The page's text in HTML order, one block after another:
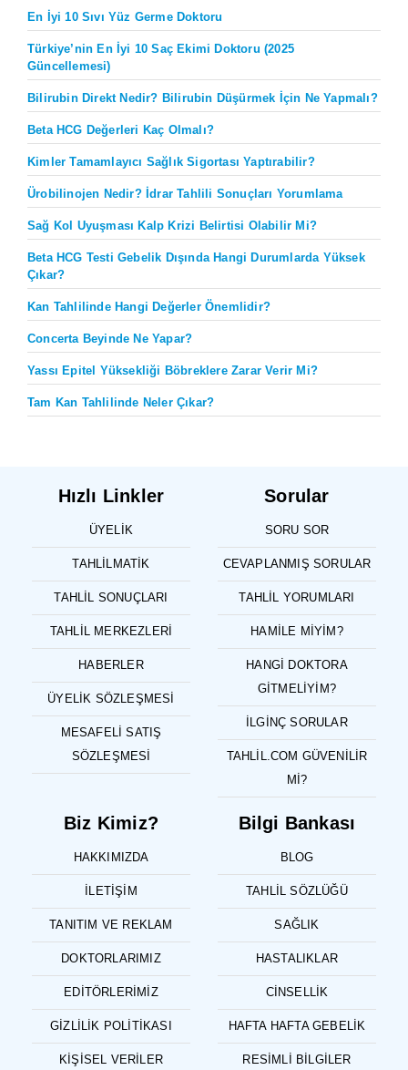
En İyi 10 Sıvı Yüz Germe Doktoru
Türkiye’nin En İyi 10 Saç Ekimi Doktoru (2025
Güncellemesi)
Bilirubin Direkt Nedir? Bilirubin Düşürmek İçin Ne Yapmalı?
Beta HCG Değerleri Kaç Olmalı?
Kimler Tamamlayıcı Sağlık Sigortası Yaptırabilir?
Ürobilinojen Nedir? İdrar Tahlili Sonuçları Yorumlama
Sağ Kol Uyuşması Kalp Krizi Belirtisi Olabilir Mi?
Beta HCG Testi Gebelik Dışında Hangi Durumlarda Yüksek
Çıkar?
Kan Tahlilinde Hangi Değerler Önemlidir?
Concerta Beyinde Ne Yapar?
Yassı Epitel Yüksekliği Böbreklere Zarar Verir Mi?
Tam Kan Tahlilinde Neler Çıkar?
Hızlı Linkler
ÜYELIK
TAHLILMATIK
TAHLIL SONUÇLARI
TAHLIL MERKEZLERI
HABERLER
ÜYELIK SÖZLEŞMESI
MESAFELI SATIŞ
SÖZLEŞMESI
Sorular
SORU SOR
CEVAPLANMIŞ SORULAR
TAHLIL YORUMLARI
HAMILE MIYIM?
HANGI DOKTORA
GITMELIYIM?
İLGINÇ SORULAR
TAHLIL.COM GÜVENILIR
MI?
Biz Kimiz?
HAKKIMIZDA
İLETIŞIM
TANITIM VE REKLAM
DOKTORLARIMIZ
EDITÖRLERIMIZ
GIZLILIK POLITIKASI
KIŞISEL VERILER
Bilgi Bankası
BLOG
TAHLIL SÖZLÜĞÜ
SAĞLIK
HASTALIKLAR
CINSELLIK
HAFTA HAFTA GEBELIK
RESIMLI BILGILER